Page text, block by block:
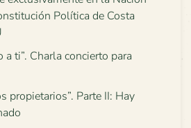
Política de Costa
a ti”. Charla concierto para
propietarios”. Parte II: Hay